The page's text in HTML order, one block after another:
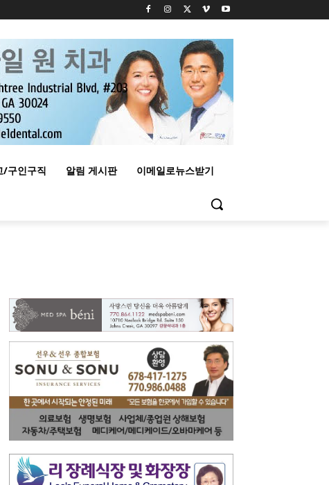
/구인구직 알림 게시판 이메일로뉴스받기